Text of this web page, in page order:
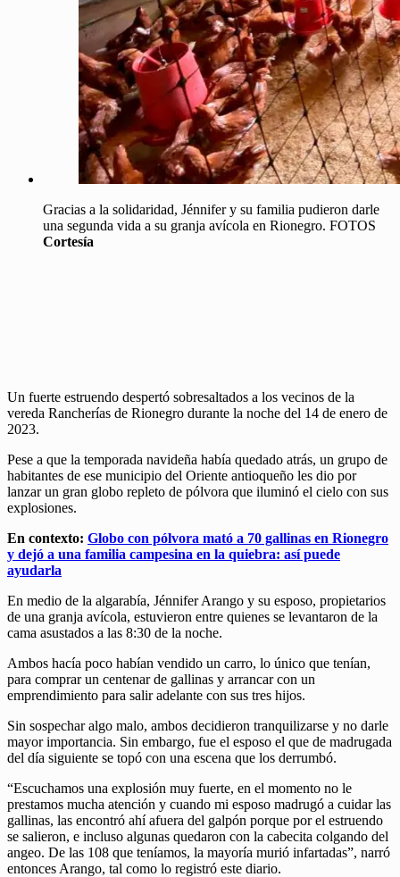
Gracias a la solidaridad, Jénnifer y su familia pudieron darle
una segunda vida a su granja avícola en Rionegro. FOTOS
Cortesía
Un fuerte estruendo despertó sobresaltados a los vecinos de la
vereda Rancherías de Rionegro durante la noche del 14 de enero de
2023.
Pese a que la temporada navideña había quedado atrás, un grupo de
habitantes de ese municipio del Oriente antioqueño les dio por
lanzar un gran globo repleto de pólvora que iluminó el cielo con sus
explosiones.
En contexto: Globo con pólvora mató a 70 gallinas en Rionegro
y dejó a una familia campesina en la quiebra: así puede
ayudarla
En medio de la algarabía, Jénnifer Arango y su esposo, propietarios
de una granja avícola, estuvieron entre quienes se levantaron de la
cama asustados a las 8:30 de la noche.
Ambos hacía poco habían vendido un carro, lo único que tenían,
para comprar un centenar de gallinas y arrancar con un
emprendimiento para salir adelante con sus tres hijos.
Sin sospechar algo malo, ambos decidieron tranquilizarse y no darle
mayor importancia. Sin embargo, fue el esposo el que de madrugada
del día siguiente se topó con una escena que los derrumbó.
“Escuchamos una explosión muy fuerte, en el momento no le
prestamos mucha atención y cuando mi esposo madrugó a cuidar las
gallinas, las encontró ahí afuera del galpón porque por el estruendo
se salieron, e incluso algunas quedaron con la cabecita colgando del
angeo. De las 108 que teníamos, la mayoría murió infartadas”, narró
entonces Arango, tal como lo registró este diario.